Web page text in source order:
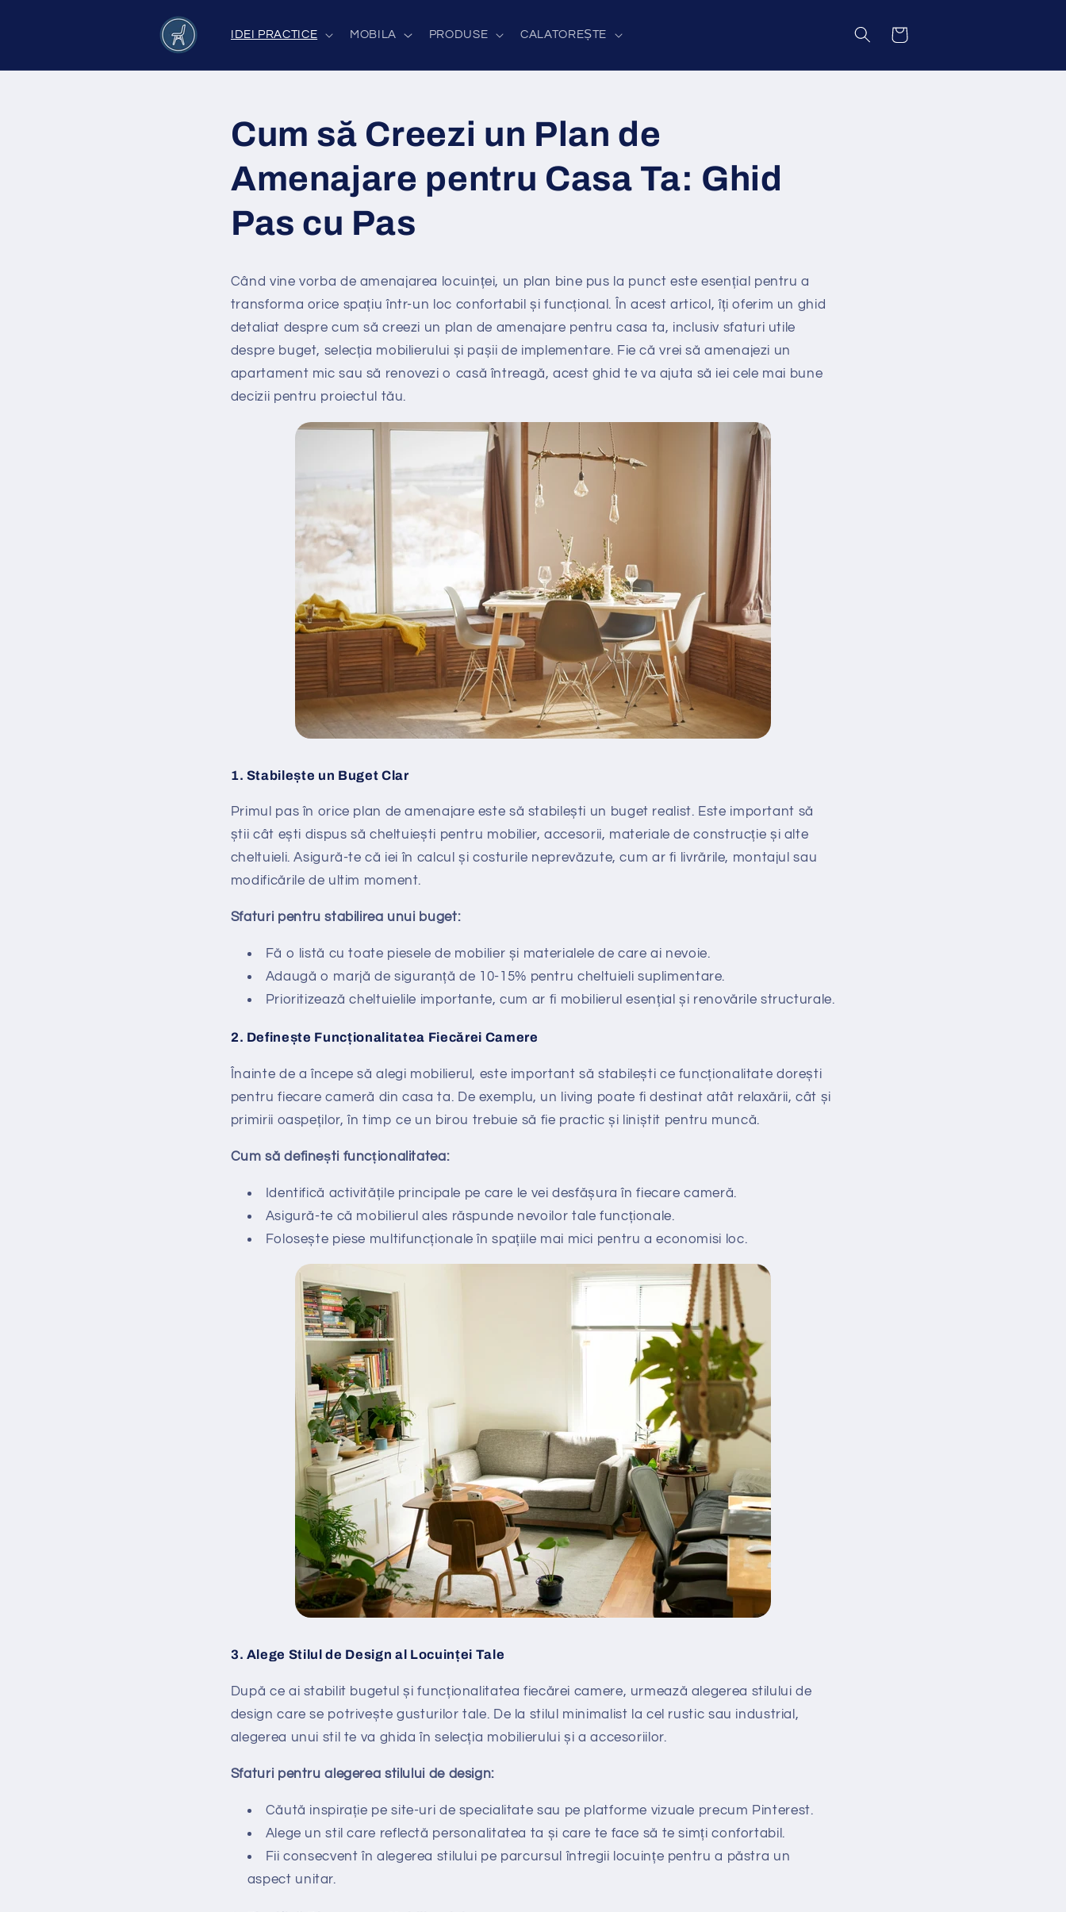
IDEI PRACTICE MOBILA PRODUSE CALATOREȘTE Coș
Cum să Creezi un Plan de
Amenajare pentru Casa Ta: Ghid
Pas cu Pas
Când vine vorba de amenajarea locuinței, un plan bine pus la punct este esențial pentru a
transforma orice spațiu într-un loc confortabil și funcțional. În acest articol, îți oferim un ghid
detaliat despre cum să creezi un plan de amenajare pentru casa ta, inclusiv sfaturi utile
despre buget, selecția mobilierului și pașii de implementare. Fie că vrei să amenajezi un
apartament mic sau să renovezi o casă întreagă, acest ghid te va ajuta să iei cele mai bune
decizii pentru proiectul tău.
1. Stabilește un Buget Clar
Primul pas în orice plan de amenajare este să stabilești un buget realist. Este important să
știi cât ești dispus să cheltuiești pentru mobilier, accesorii, materiale de construcție și alte
cheltuieli. Asigură-te că iei în calcul și costurile neprevăzute, cum ar fi livrările, montajul sau
modificările de ultim moment.
Sfaturi pentru stabilirea unui buget:
Fă o listă cu toate piesele de mobilier și materialele de care ai nevoie.
Adaugă o marjă de siguranță de 10-15% pentru cheltuieli suplimentare.
Prioritizează cheltuielile importante, cum ar fi mobilierul esențial și renovările structurale.
2. Definește Funcționalitatea Fiecărei Camere
Înainte de a începe să alegi mobilierul, este important să stabilești ce funcționalitate dorești
pentru fiecare cameră din casa ta. De exemplu, un living poate fi destinat atât relaxării, cât și
primirii oaspeților, în timp ce un birou trebuie să fie practic și liniștit pentru muncă.
Cum să definești funcționalitatea:
Identifică activitățile principale pe care le vei desfășura în fiecare cameră.
Asigură-te că mobilierul ales răspunde nevoilor tale funcționale.
Folosește piese multifuncționale în spațiile mai mici pentru a economisi loc.
3. Alege Stilul de Design al Locuinței Tale
După ce ai stabilit bugetul și funcționalitatea fiecărei camere, urmează alegerea stilului de
design care se potrivește gusturilor tale. De la stilul minimalist la cel rustic sau industrial,
alegerea unui stil te va ghida în selecția mobilierului și a accesoriilor.
Sfaturi pentru alegerea stilului de design:
Căută inspirație pe site-uri de specialitate sau pe platforme vizuale precum Pinterest.
Alege un stil care reflectă personalitatea ta și care te face să te simți confortabil.
Fii consecvent în alegerea stilului pe parcursul întregii locuințe pentru a păstra un
aspect unitar.